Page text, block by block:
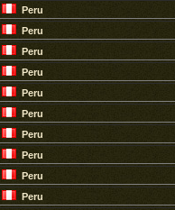
Peru
Peru
Peru
Peru
Peru
Peru
Peru
Peru
Peru
Peru